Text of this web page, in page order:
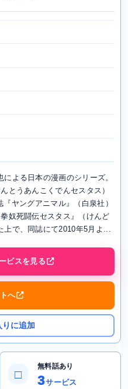
による日本の漫画のシリーズ。
とうあんこくでんセスタス）
ヤングアニマル』（白泉社）
奴死闘伝セスタス』（けんど
で、同誌にて2010年5月よ...
ビスを見る
へ
に追加
□
無料話あり
3サービス